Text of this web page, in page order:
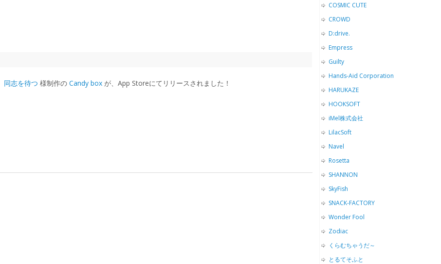
同志を待つ 様制作の Candy box が、App Storeにてリリースされました！
COSMIC CUTE
CROWD
D:drive.
Empress
Guilty
Hands-Aid Corporation
HARUKAZE
HOOKSOFT
iMel株式会社
LilacSoft
Navel
Rosetta
SHANNON
SkyFish
SNACK-FACTORY
Wonder Fool
Zodiac
くらむちゃうだ～
とるてそふと